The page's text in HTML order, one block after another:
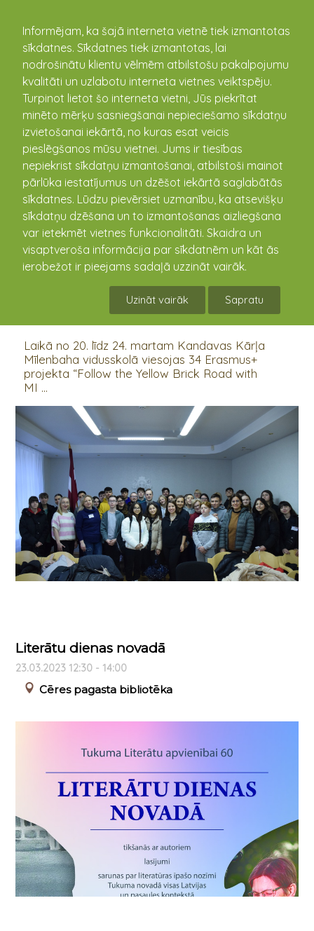
Informējam, ka šajā interneta vietnē tiek izmantotas
sīkdatnes. Sīkdatnes tiek izmantotas, lai
nodrošinātu klientu vēlmēm atbilstošu pakalpojumu
kvalitāti un uzlabotu interneta vietnes veiktspēju.
Turpinot lietot šo interneta vietni, Jūs piekrītat
minēto mērķu sasniegšanai nepieciešamo sīkdatņu
izvietošanai iekārtā, no kuras esat veicis
pieslēgšanos mūsu vietnei. Jums ir tiesības
nepiekrist sīkdatņu izmantošanai, atbilstoši mainot
pārlūka iestatījumus un dzēšot iekārtā saglabātās
sīkdatnes. Lūdzu pievērsiet uzmanību, ka atsevišķu
sīkdatņu dzēšana un to izmantošanas aizliegšana
var ietekmēt vietnes funkcionalitāti. Skaidra un
visaptveroša informācija par sīkdatnēm un kāt ās
ierobežot ir pieejams sadaļā uzzināt vairāk.
Uzināt vairāk Sapratu
kandava.lv
PASĀKUMU
KALENDĀRS
Kandavas Kārļa Mīlenbaha vidusskolā
viesojas Erasmus projekta dalībnieki
Laikā no 20. līdz 24. martam Kandavas Kārļa
Mīlenbaha vidusskolā viesojas 34 Erasmus+
projekta “Follow the Yellow Brick Road with
MI ...
Literātu dienas novadā
23.03.2023 12:30 - 14:00
Cēres pagasta bibliotēka